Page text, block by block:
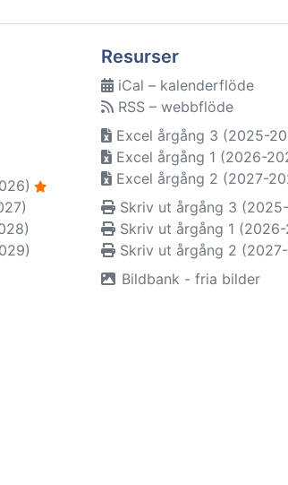
Resurser
iCal – kalenderflöde
RSS – webbflöde
Excel årgång 3 (2025-
Excel årgång 1 (2026-
Excel årgång 2 (2027-
Skriv ut årgång 3
Skriv ut årgång 1
Skriv ut årgång 2
Bildbank - fria bilder